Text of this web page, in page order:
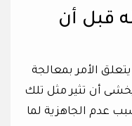
قبل أن
الأمر بمعالجة
أن تثير مثل تلك
عدم الجاهزية لما